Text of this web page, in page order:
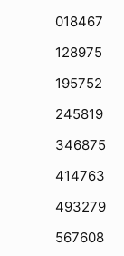
018467
128975
195752
245819
346875
414763
493279
567608